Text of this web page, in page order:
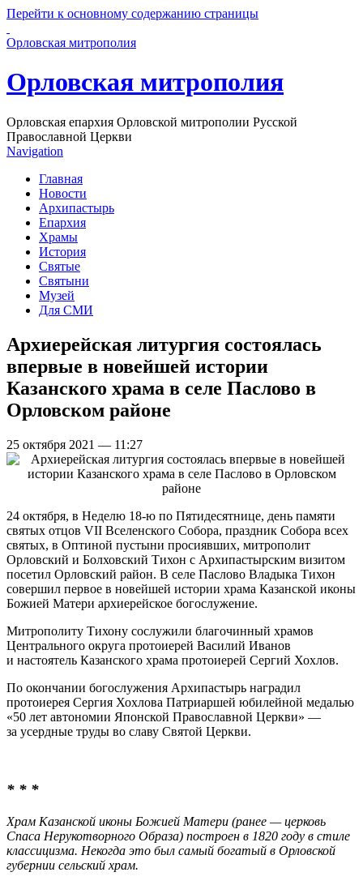
Перейти к основному содержанию страницы
Орловская митрополия
Орловская митрополия
Орловская епархия Орловской митрополии Русской
Православной Церкви
Navigation
Главная
Новости
Архипастырь
Епархия
Храмы
История
Святые
Святыни
Музей
Для СМИ
Архиерейская литургия состоялась
впервые в новейшей истории
Казанского храма в селе Паслово в
Орловском районе
25 октября 2021 — 11:27
24 октября, в Неделю 18-ю по Пятидесятнице, день памяти
святых отцов VII Вселенского Собора, праздник Собора всех
святых, в Оптиной пустыни просиявших, митрополит
Орловский и Болховский Тихон с Архипастырским визитом
посетил Орловский район. В селе Паслово Владыка Тихон
совершил первое в новейшей истории храма Казанской иконы
Божией Матери архиерейское богослужение.
Митрополиту Тихону сослужили благочинный храмов
Центрального округа протоиерей Василий Иванов
и настоятель Казанского храма протоиерей Сергий Хохлов.
По окончании богослужения Архипастырь наградил
протоиерея Сергия Хохлова Патриаршей юбилейной медалью
«50 лет автономии Японской Православной Церкви» —
за усердные труды во славу Святой Церкви.
* * *
Храм Казанской иконы Божией Матери (ранее — церковь
Спаса Нерукотворного Образа) построен в 1820 году в стиле
классицизма. Некогда это был самый богатый в Орловской
губернии сельский храм.